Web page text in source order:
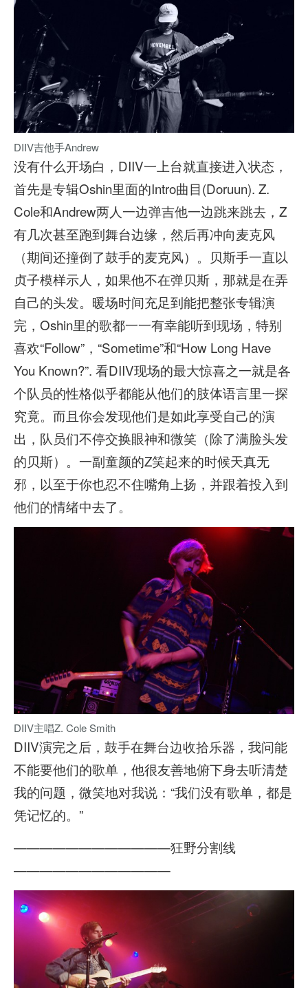
DIIV吉他手Andrew
没有什么开场白，DIIV一上台就直接进入状态，
首先是专辑Oshin里面的Intro曲目(Doruun). Z.
Cole和Andrew两人一边弹吉他一边跳来跳去，Z
有几次甚至跑到舞台边缘，然后再冲向麦克风
（期间还撞倒了鼓手的麦克风）。贝斯手一直以
贞子模样示人，如果他不在弹贝斯，那就是在弄
自己的头发。暖场时间充足到能把整张专辑演
完，Oshin里的歌都一一有幸能听到现场，特别
喜欢“Follow”，“Sometime”和“How Long Have
You Known?”. 看DIIV现场的最大惊喜之一就是各
个队员的性格似乎都能从他们的肢体语言里一探
究竟。而且你会发现他们是如此享受自己的演
出，队员们不停交换眼神和微笑（除了满脸头发
的贝斯）。一副童颜的Z笑起来的时候天真无
邪，以至于你也忍不住嘴角上扬，并跟着投入到
他们的情绪中去了。
DIIV主唱Z. Cole Smith
DIIV演完之后，鼓手在舞台边收拾乐器，我问能
不能要他们的歌单，他很友善地俯下身去听清楚
我的问题，微笑地对我说：“我们没有歌单，都是
凭记忆的。”
————————————狂野分割线
————————————